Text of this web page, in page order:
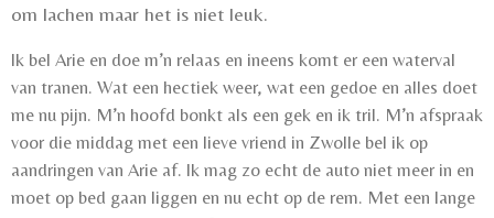
om lachen maar het is niet leuk.
Ik bel Arie en doe m’n relaas en ineens komt er een waterval
van tranen. Wat een hectiek weer, wat een gedoe en alles doet
me nu pijn. M’n hoofd bonkt als een gek en ik tril. M’n afspraak
voor die middag met een lieve vriend in Zwolle bel ik op
aandringen van Arie af. Ik mag zo echt de auto niet meer in en
moet op bed gaan liggen en nu echt op de rem. Met een lange